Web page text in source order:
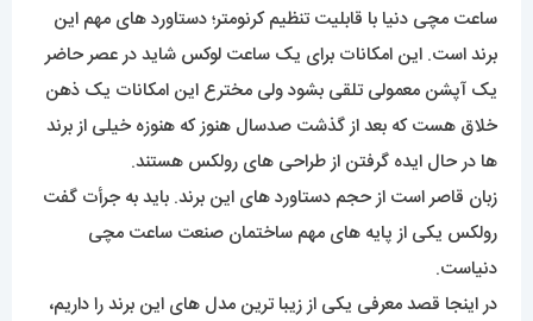
ساعت مچی دنیا با قابلیت تنظیم کرنومتر؛ دستاورد های مهم این
برند است. این امکانات برای یک ساعت لوکس شاید در عصر حاضر
یک آپشن معمولی تلقی بشود ولی مخترع این امکانات یک ذهن
خلاق هست که بعد از گذشت صدسال هنوز که هنوزه خیلی از برند
ها در حال ایده گرفتن از طراحی های رولکس هستند.
زبان قاصر است از حجم دستاورد های این برند. باید به جرأت گفت
رولکس یکی از پایه های مهم ساختمان صنعت ساعت مچی
دنیاست.
در اینجا قصد معرفی یکی از زیبا ترین مدل های این برند را داریم،